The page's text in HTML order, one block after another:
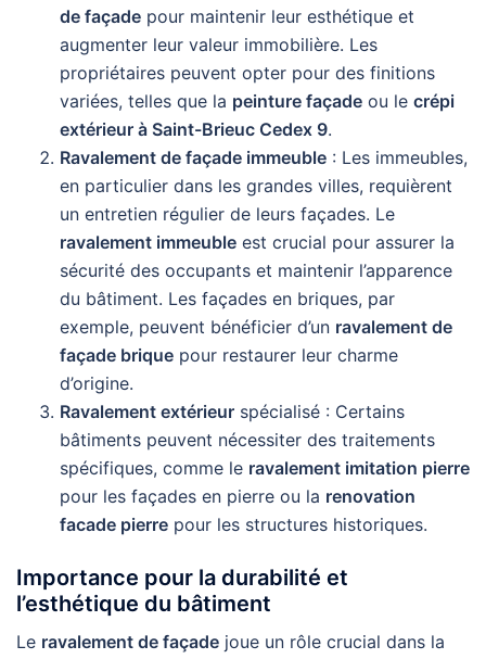
de façade pour maintenir leur esthétique et
augmenter leur valeur immobilière. Les
propriétaires peuvent opter pour des finitions
variées, telles que la peinture façade ou le crépi
extérieur à Saint-Brieuc Cedex 9.
Ravalement de façade immeuble : Les immeubles,
en particulier dans les grandes villes, requièrent
un entretien régulier de leurs façades. Le
ravalement immeuble est crucial pour assurer la
sécurité des occupants et maintenir l’apparence
du bâtiment. Les façades en briques, par
exemple, peuvent bénéficier d’un ravalement de
façade brique pour restaurer leur charme
d’origine.
Ravalement extérieur spécialisé : Certains
bâtiments peuvent nécessiter des traitements
spécifiques, comme le ravalement imitation pierre
pour les façades en pierre ou la renovation
facade pierre pour les structures historiques.
Importance pour la durabilité et
l’esthétique du bâtiment
Le ravalement de façade joue un rôle crucial dans la